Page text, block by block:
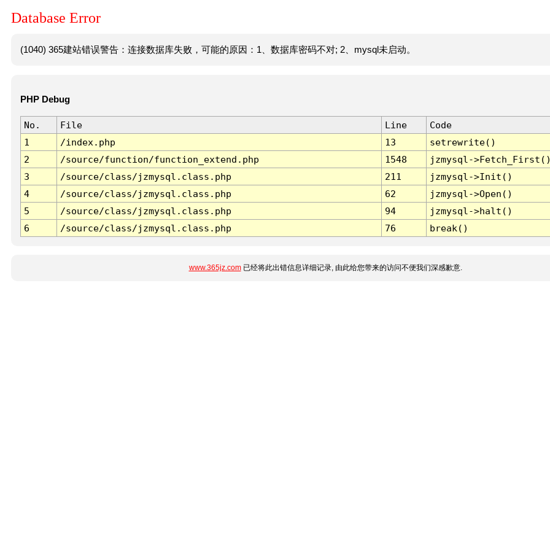
Database Error
(1040) 365建站错误警告：连接数据库失败，可能的原因：1、数据库密码不对; 2、mysql未启动。
PHP Debug
No. File Line
Code
1
/index.php 13
setrewrite()
2
/source/function/function_extend.php 1548
jzmysql-
3
/source/class/jzmysql.class.php 211
jzmysql->Init()
4
/source/class/jzmysql.class.php 62
jzmysql->Open()
5
/source/class/jzmysql.class.php 94
jzmysql->halt()
6
/source/class/jzmysql.class.php 76 break()
www.365jz.com已经将此出错信息详细记录, 由此给您带来的访问不便我们深感歉意.